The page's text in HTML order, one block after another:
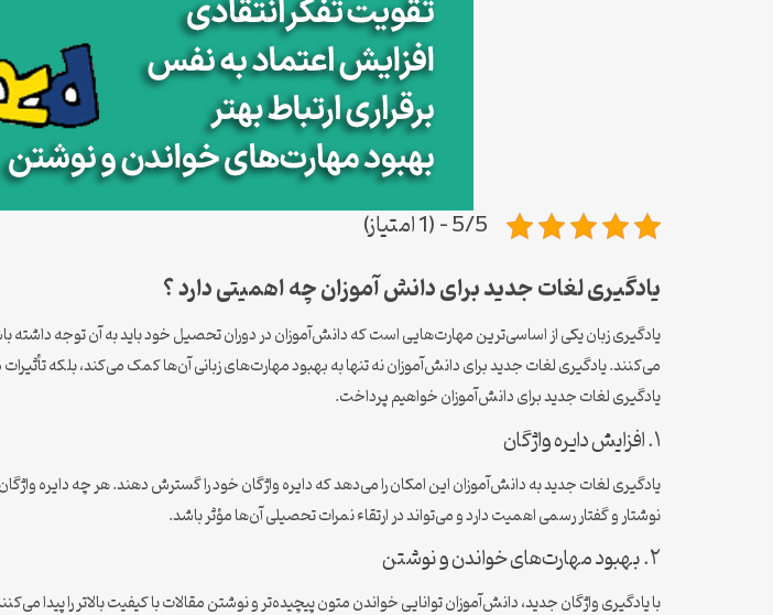
5/5 - (1 امتیاز)
یادگیری لغات جدید برای دانش آموزان چه اهمیتی دارد ؟
یادگیری زبان یکی از اساسی‌ترین مهارت‌هایی است که دانش‌آموزان در دوران تحصیل خود باید به آن توجه داشته
می‌کنند. یادگیری لغات جدید برای دانش‌آموزان نه تنها به بهبود مهارت‌های زبانی آن‌ها کمک می‌کند، بلکه
یادگیری لغات جدید برای دانش‌آموزان خواهیم پرداخت.
۱. افزایش دایره واژگان
یادگیری لغات جدید به دانش‌آموزان این امکان را می‌دهد که دایره واژگان خود را گسترش دهند. هر چه دایره
نوشتار و گفتار رسمی اهمیت دارد و می‌تواند در ارتقاء نمرات تحصیلی آن‌ها مؤثر باشد.
۲. بهبود مهارت‌های خواندن و نوشتن
با یادگیری واژگان جدید، دانش‌آموزان توانایی خواندن متون پیچیده‌تر و نوشتن مقالات با کیفیت بالاتر را پیدا